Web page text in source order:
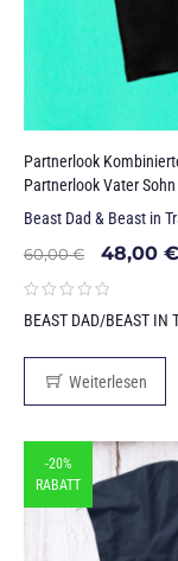
Partnerlook
Partnerlook Vater Sohn
Beast Dad & Beast in
60,00€ 48,00 €
BEAST DAD/BEAST
Weiterlesen
-20%
RABATT